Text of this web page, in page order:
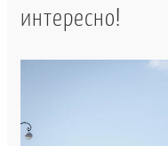
интересно!